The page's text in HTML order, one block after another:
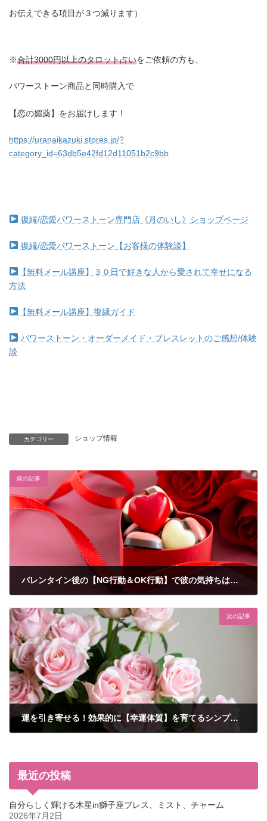
お伝えできる項目が３つ減ります）
※合計3000円以上のタロット占いをご依頼の方も、
パワーストーン商品と同時購入で
【恋の媚薬】をお届けします！
https://uranaikazuki.stores.jp/?
category_id=63db5e42fd12d11051b2c9bb
復縁/恋愛パワーストーン専門店《月のいし》ショップページ
復縁/恋愛パワーストーン【お客様の体験談】
【無料メール講座】３０日で好きな人から愛されて幸せになる
方法
【無料メール講座】復縁ガイド
パワーストーン・オーダーメイド・ブレスレットのご感想/体験
談
カテゴリー ショップ情報
前の記事
バレンタイン後の【NG行動＆OK行動】で彼の気持ちは激変する！
次の記事
運を引き寄せる！効果的に【幸運体質】を育てるシンプルな習慣
最近の投稿
自分らしく輝ける木星in獅子座ブレス、ミスト、チャーム
2026年7月2日